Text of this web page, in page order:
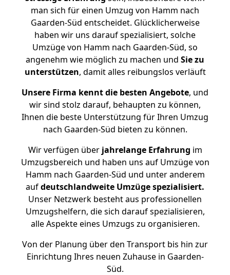
man sich für einen Umzug von Hamm nach
Gaarden-Süd entscheidet. Glücklicherweise
haben wir uns darauf spezialisiert, solche
Umzüge von Hamm nach Gaarden-Süd, so
angenehm wie möglich zu machen und Sie zu
unterstützen, damit alles reibungslos verläuft
Unsere Firma kennt die besten Angebote, und
wir sind stolz darauf, behaupten zu können,
Ihnen die beste Unterstützung für Ihren Umzug
nach Gaarden-Süd bieten zu können.
Wir verfügen überjahrelange Erfahrung im
Umzugsbereich und haben uns auf Umzüge von
Hamm nach Gaarden-Süd und unter anderem
aufdeutschlandweite Umzüge spezialisiert.
Unser Netzwerk besteht aus professionellen
Umzugshelfern, die sich darauf spezialisieren,
alle Aspekte eines Umzugs zu organisieren.
Von der Planung über den Transport bis hin zur
Einrichtung Ihres neuen Zuhause in Gaarden-
Süd.